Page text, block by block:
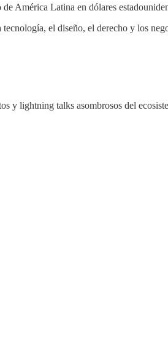
América Latina en dólares
el diseño, el derecho y los
y lightning talks asombrosos del